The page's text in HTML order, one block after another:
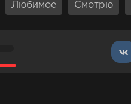
Любимое Смотрю